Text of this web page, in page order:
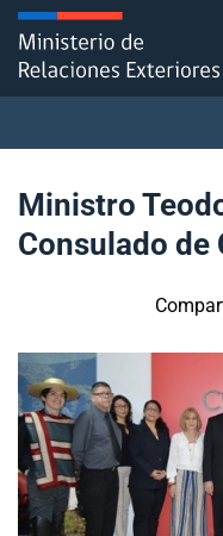
Click acá para ir
Ministerio
Política Exterior
Embajadas y
Servicios ciudadanos
Subsecretaría de
Internacionales
Ministro
Consulado de